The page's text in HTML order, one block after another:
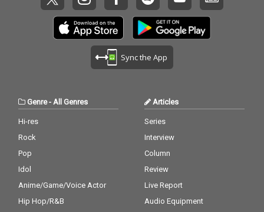
Sync the App
Genre-All Genres
Hi-res
Rock
Pop
Idol
Anime/Game/Voice Actor
Hip Hop/R&B
Articles
Series
Interview
Column
Review
Live Report
Audio Equipment